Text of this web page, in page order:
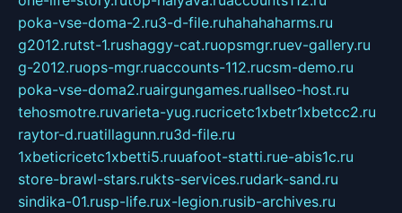
poka-vse-doma-2.ru3-d-file.ruhahahaharms.ru
g2012.rutst-1.rushaggy-cat.ruopsmgr.ruev-gallery.ru
g-2012.ruops-mgr.ruaccounts-112.rucsm-demo.ru
poka-vse-doma2.ruairgungames.ruallseo-host.ru
tehosmotre.ruvarieta-yug.rucricetc1xbetr1xbetcc2.ru
raytor-d.ruatillagunn.ru3d-file.ru
1xbeticricetc1xbetti5.ruuafoot-statti.rue-abis1c.ru
store-brawl-stars.rukts-services.rudark-sand.ru
sindika-01.rusp-life.rux-legion.rusib-archives.ru